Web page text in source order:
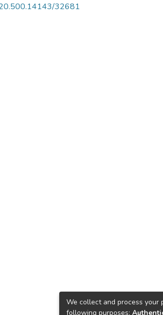
20.500.14143/32681
We collect and process your
following purposes: